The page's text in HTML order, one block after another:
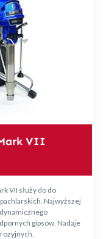
VII
VII służy do do
Najwyższej
gipsów. Nadaje